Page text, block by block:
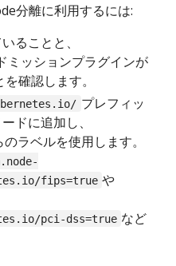
分離に利用するには:
ることと、
ミッションプラグインが
確認します。
プレフィッ
ドに追加し、
ラベルを使用します。
fips=true や
pci-dss=true など